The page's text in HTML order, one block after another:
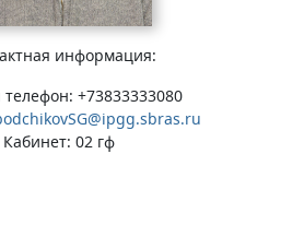
информация:
+73833333080
Кабинет: 02 гф